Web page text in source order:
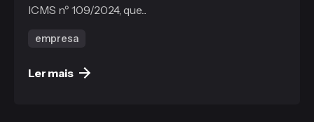
ICMS nº 109/2024, que...
empresa
Ler mais